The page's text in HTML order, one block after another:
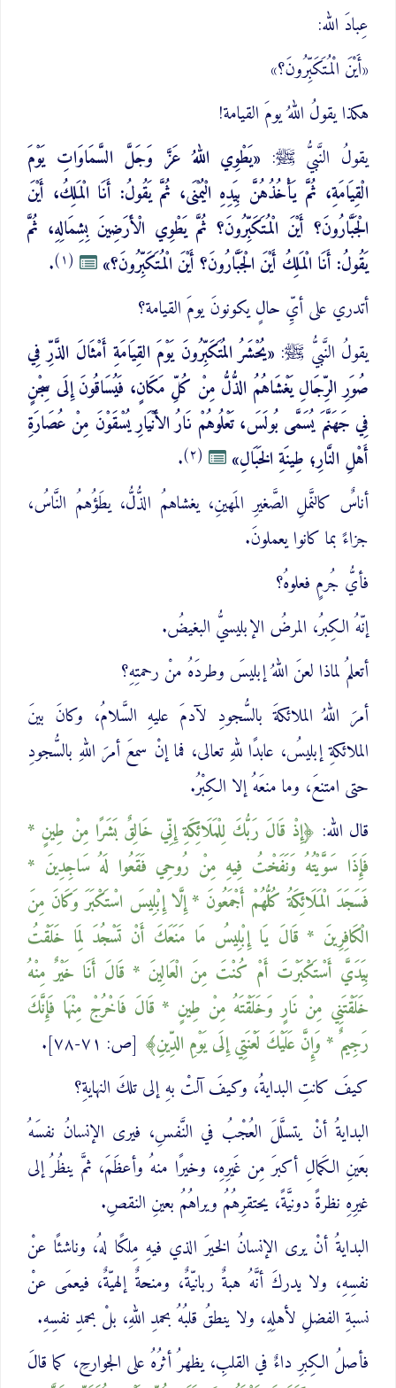
عِبادَ الله:
«أَيْنَ الْمُتَكَبِّرُونَ؟»
هكذا يقولُ اللهُ يومَ القيامة!
يقولُ النَّبيُّ ﷺ: «يَطْوِي اللهُ عَزَّ وَجَلَّ السَّمَاوَاتِ يَوْمَ
الْقِيَامَةِ، ثُمَّ يَأْخُذُهُنَّ بِيَدِهِ الْيُمْنَى، ثُمَّ يَقُولُ: أَنَا الْمَلِكُ، أَيْنَ
الْجَبَّارُونَ؟ أَيْنَ الْمُتَكَبِّرُونَ؟ ثُمَّ يَطْوِي الْأَرَضِينَ بِشِمَالِهِ، ثُمَّ
يَقُولُ: أَنَا الْمَلِكُ أَيْنَ الْجَبَّارُونَ؟ أَيْنَ الْمُتَكَبِّرُونَ؟»
(١)
.
أتدري على أيِّ حالٍ يكونونَ يومَ القيامة؟
يقولُ النَّبيُّ ﷺ: «يُحْشَرُ المُتَكَبِّرُونَ يَوْمَ القِيَامَةِ أَمْثَالَ الذَّرِّ فِي
صُوَرِ الرِّجَالِ يَغْشَاهُمُ الذُّلُّ مِنْ كُلِّ مَكَانٍ، فَيُسَاقُونَ إِلَى سِجْنٍ
فِي جَهَنَّمَ يُسَمَّى بُولَسَ، تَعْلُوهُمْ نَارُ الأَنْيَارِ يُسْقَوْنَ مِنْ عُصَارَةِ
أَهْلِ النَّارِ؛ طِينَةِ الخَبَالِ»
(٢)
.
أناسٌ كالنَّملِ الصَّغيرِ المَهينِ، يغشاهمُ الذُّلُّ، يطَؤُهمُ النَّاسُ،
جزاءً بما كانوا يعملونَ.
فأيُّ جُرمٍ فعلوهُ؟
إنّهُ الكِبرُ، المرضُ الإبليسيُّ البغيضُ.
أتعلمُ لماذا لعنَ اللهُ إبليسَ وطردَهُ منْ رحمتِهِ؟
أمرَ اللهُ الملائكةَ بالسُّجودِ لآدمَ عليهِ السَّلامُ، وكانَ بينَ
الملائكةِ إبليسُ، عابدًا للهِ تعالى، فما إنْ سمعَ أمرَ اللهِ بالسُّجودِ
حتى امتنعَ، وما منعَهُ إلا الكِبْرُ.
قال الله:
إِذْ قَالَ رَبُّكَ لِلْمَلَائِكَةِ إِنِّي خَالِقٌ بَشَرًا مِنْ طِينٍ *
فَإِذَا سَوَّيْتُهُ وَنَفَخْتُ فِيهِ مِنْ رُوحِي فَقَعُوا لَهُ سَاجِدِينَ *
فَسَجَدَ الْمَلَائِكَةُ كُلُّهُمْ أَجْمَعُونَ * إِلَّا إِبْلِيسَ اسْتَكْبَرَ وَكَانَ مِنَ
الْكَافِرِينَ * قَالَ يَا إِبْلِيسُ مَا مَنَعَكَ أَنْ تَسْجُدَ لِمَا خَلَقْتُ
بِيَدَيَّ ‌أَسْتَكْبَرْتَ أَمْ كُنْتَ مِنَ الْعَالِينَ * قَالَ أَنَا خَيْرٌ مِنْهُ
خَلَقْتَنِي مِنْ نَارٍ وَخَلَقْتَهُ مِنْ طِينٍ * قَالَ فَاخْرُجْ مِنْهَا فَإِنَّكَ
رَجِيمٌ * وَإِنَّ عَلَيْكَ لَعْنَتِي إِلَى يَوْمِ الدِّينِ
[ص: ٧١-٧٨].
كيفَ كانتِ البدايةُ، وكيفَ آلتْ بهِ إلى تلكَ النهايةِ؟
البدايةُ أنْ يتسلَّلَ العُجْبُ في النَّفسِ، فيرى الإنسانُ نفسَهُ
بعَينِ الكَمالِ أكبرَ مِن غَيرِهِ، وخيرًا منهُ وأعظَمَ، ثمَّ ينظُرُ إلى
غيرِهِ نظرةً دونيَّةً، يحتقرِهُمُ ويراهُمُ بعينِ النقصِ.
البدايةُ أنْ يرى الإنسانُ الخيرَ الذي فيهِ مِلكًا لهُ، وناشئًا عنْ
نفسِهِ، ولا يدركَ أنَّهُ هبةٌ ربانيّةٌ، ومنحةٌ إلهيّةٌ، فيعمَى عنْ
نسبةِ الفضلِ لأهلِهِ، ولا ينطقُ قلبُهُ بحمدِ اللهِ، بلْ بحمدِ نفسِهِ.
فأصلُ الكِبرِ داءٌ في القلبِ، يظهرُ أثرُهُ على الجوارحِ، كما قالَ